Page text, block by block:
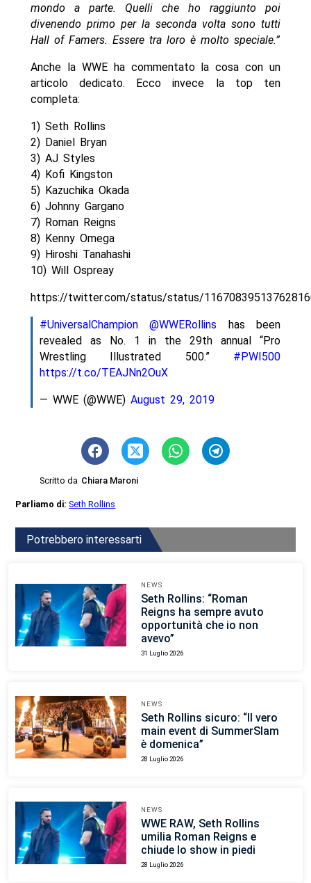
mondo a parte. Quelli che ho raggiunto poi
divenendo primo per la seconda volta sono tutti
Hall of Famers. Essere tra loro è molto speciale.”
Anche la WWE ha commentato la cosa con un
articolo dedicato. Ecco invece la top ten
completa:
1) Seth Rollins
2) Daniel Bryan
3) AJ Styles
4) Kofi Kingston
5) Kazuchika Okada
6) Johnny Gargano
7) Roman Reigns
8) Kenny Omega
9) Hiroshi Tanahashi
10) Will Ospreay
https://twitter.com/status/status/
#UniversalChampion @WWERollins has been
revealed as No. 1 in the 29th annual “Pro
Wrestling Illustrated 500.” #PWI500
https://t.co/TEAJNn2OuX
— WWE (@WWE) August 29, 2019
Scritto da Chiara Maroni
Parliamo di:Seth Rollins
Potrebbero interessarti
NEWS
Seth Rollins: “Roman
Reigns ha sempre avuto
opportunità che io non
avevo”
31 Luglio 2026
NEWS
Seth Rollins sicuro: “Il vero
main event di SummerSlam
è domenica”
28 Luglio 2026
NEWS
WWE RAW, Seth Rollins
umilia Roman Reigns e
chiude lo show in piedi
28 Luglio 2026